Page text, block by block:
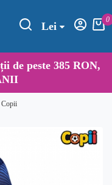
Lei
0
de peste 385 RON,
Copii